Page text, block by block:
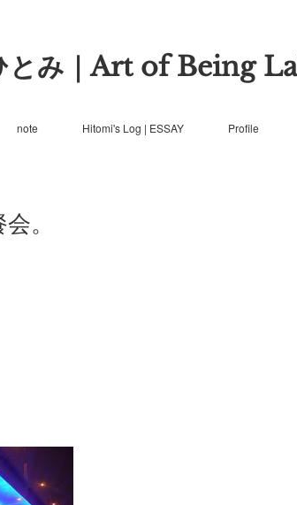
とみ｜Art of Being
note Hitomi's Log | ESSAY Profile
。